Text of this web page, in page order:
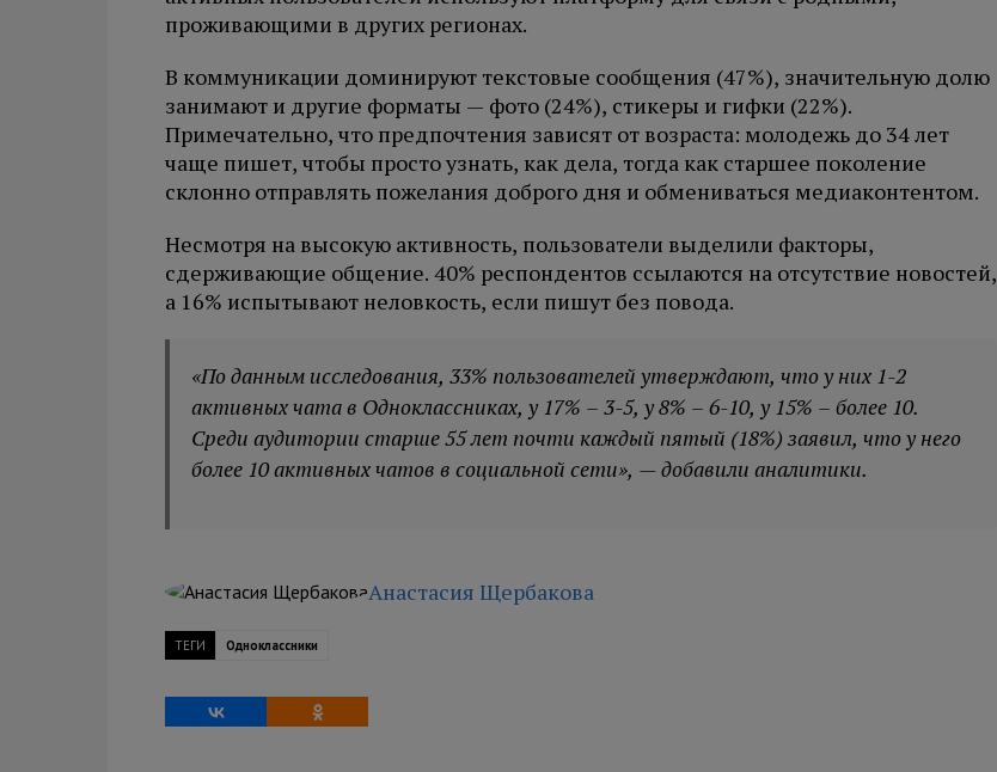
проживающими в других регионах.
В коммуникации доминируют текстовые сообщения (47%), значительную долю
занимают и другие форматы — фото (24%), стикеры и гифки (22%).
Примечательно, что предпочтения зависят от возраста: молодежь до 34 лет
чаще пишет, чтобы просто узнать, как дела, тогда как старшее поколение
склонно отправлять пожелания доброго дня и обмениваться медиаконтентом.
Несмотря на высокую активность, пользователи выделили факторы,
сдерживающие общение. 40% респондентов ссылаются на отсутствие новостей,
а 16% испытывают неловкость, если пишут без повода.
«По данным исследования, 33% пользователей утверждают, что у них 1-2
активных чата в Одноклассниках, у 17% – 3-5, у 8% – 6-10, у 15% – более 10.
Среди аудитории старше 55 лет почти каждый пятый (18%) заявил, что у него
более 10 активных чатов в социальной сети», — добавили аналитики.
Анастасия Щербакова
ТЕГИ Одноклассники